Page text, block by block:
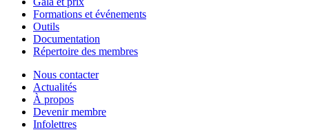
Formations et événements
Outils
Documentation
Répertoire des membres
Nous contacter
Actualités
À propos
Devenir membre
Infolettres